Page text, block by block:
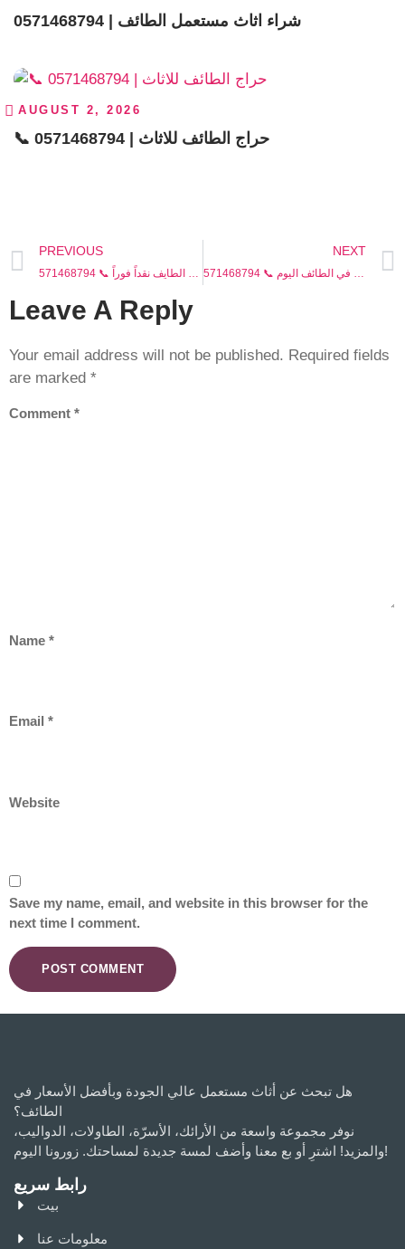
0571468794 | شراء اثاث مستعمل الطائف
AUGUST 2, 2026
📞 0571468794 | حراج الطائف للاثاث
PREVIOUS NEXT
Leave A Reply
Your email address will not be published. Required fields
are marked *
Comment *
Name *
Email *
Website
Save my name, email, and website in this browser for the
next time I comment.
هل تبحث عن أثاث مستعمل عالي الجودة وبأفضل الأسعار في
الطائف؟
نوفر مجموعة واسعة من الأرائك، الأسرّة، الطاولات، الدواليب،
والمزيد! اشترِ أو بع معنا وأضف لمسة جديدة لمساحتك. زورونا اليوم!
رابط سريع
بيت
معلومات عنا